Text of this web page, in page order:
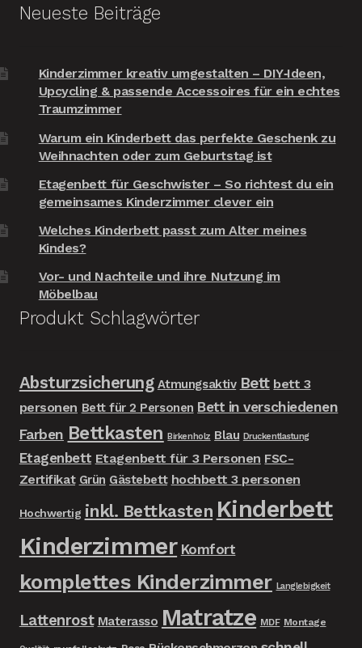
Neueste Beiträge
Kinderzimmer kreativ umgestalten – DIY‑Ideen,
Upcycling & passende Accessoires für ein echtes
Traumzimmer
Warum ein Kinderbett das perfekte Geschenk zu
Weihnachten oder zum Geburtstag ist
Etagenbett für Geschwister – So richtest du ein
gemeinsames Kinderzimmer clever ein
Welches Kinderbett passt zum Alter meines
Kindes?
Vor- und Nachteile und ihre Nutzung im
Möbelbau
Produkt Schlagwörter
Absturzsicherung Atmungsaktiv Bett bett 3
personen Bett für 2 Personen Bett in verschiedenen
Farben Bettkasten Birkenholz Blau Druckentlastung
Etagenbett Etagenbett für 3 Personen FSC-
Zertifikat Grün Gästebett hochbett 3 personen
Hochwertig inkl. Bettkasten Kinderbett
Kinderzimmer Komfort
komplettes Kinderzimmer Langlebigkeit
Lattenrost Materasso Matratze MDF Montage